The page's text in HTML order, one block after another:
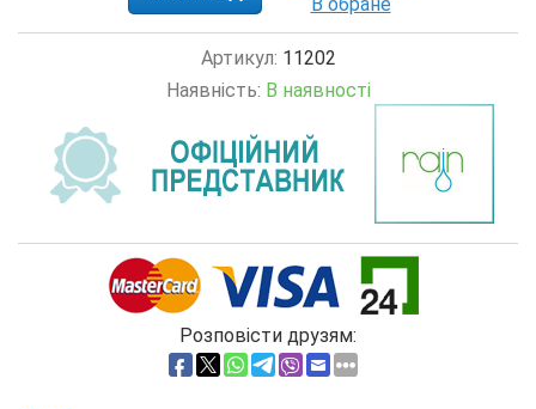
Артикул: 11202
Наявність: В наявності
Розповісти друзям: